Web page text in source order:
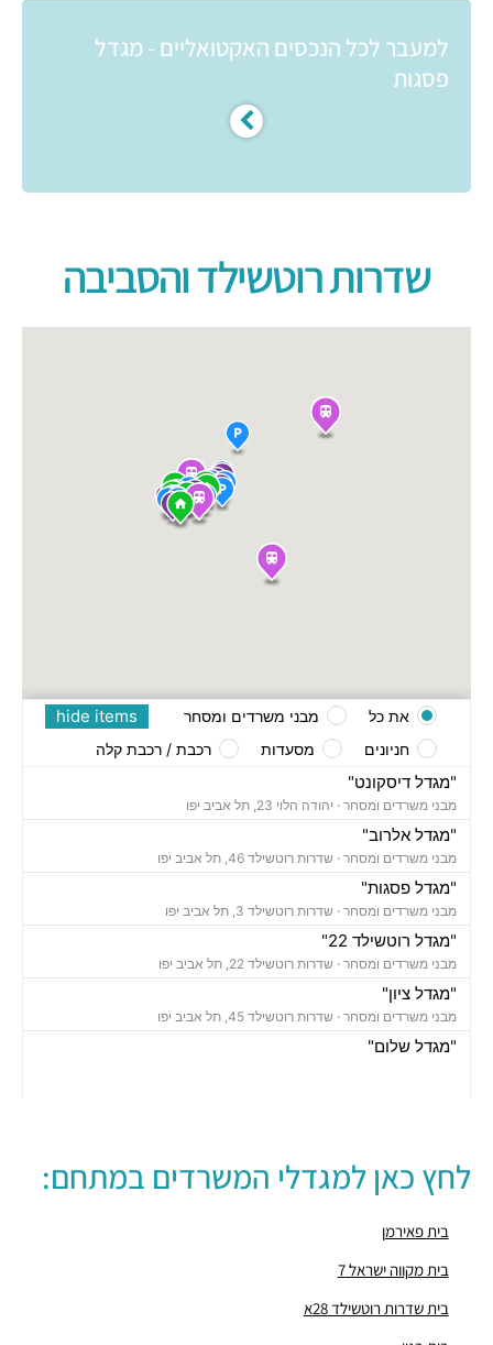
למעבר לכל הנכסים האקטואליים - מגדל
פסגות
שדרות רוטשילד והסביבה
"מגדל דיסקונט"
מבני משרדים ומסחר · יהודה הלוי 23, תל אביב יפו
"מגדל אלרוב"
מבני משרדים ומסחר · שדרות רוטשילד 46, תל אביב יפו
"מגדל פסגות"
מבני משרדים ומסחר · שדרות רוטשילד 3, תל אביב יפו
"מגדל רוטשילד 22"
מבני משרדים ומסחר · שדרות רוטשילד 22, תל אביב יפו
"מגדל ציון"
מבני משרדים ומסחר · שדרות רוטשילד 45, תל אביב יפו
"מגדל שלום"
חניונים ·שדרות רוטשילד 3, תל אביב יפו
חניונים ·אחד העם 14, תל אביב יפו
חניונים ·3Q79+5X תל אביב יפו
חניון רוטשילד
hide items את כל
מבני משרדים ומסחר
חניונים
מסעדות רכבת / רכבת קלה
לחץ כאן למגדלי המשרדים במתחם:
בית פאירמן
בית מקווה ישראל 7
בית שדרות רוטשילד 28א